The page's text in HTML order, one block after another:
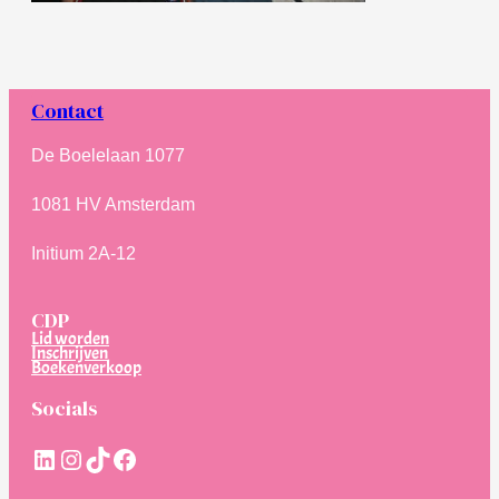
Contact
De Boelelaan 1077
1081 HV Amsterdam
Initium 2A-12
CDP
Lid worden
Inschrijven
Boekenverkoop
Socials
LinkedIn
Instagram
TikTokFacebook